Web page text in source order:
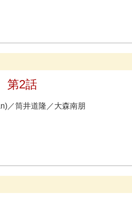
第2話
) ／筒井道隆 ／大森南朋